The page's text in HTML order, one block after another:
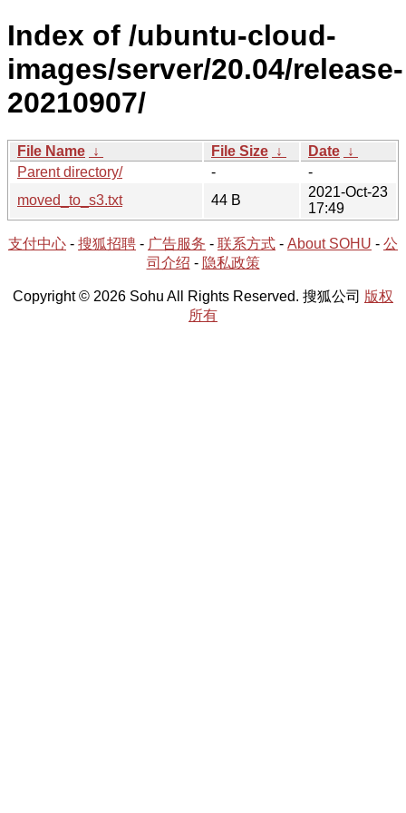
Index of /ubuntu-cloud-
images/server/20.04/release-
20210907/
File Name ↓ File Size ↓ Date ↓
Parent directory/
-
-
moved_to_s3.txt
44 B
2021-Oct-23
17:49
支付中心 - 搜狐招聘 - 广告服务 - 联系方式 - About SOHU - 公
司介绍 - 隐私政策
Copyright © 2026 Sohu All Rights Reserved. 搜狐公司 版权
所有